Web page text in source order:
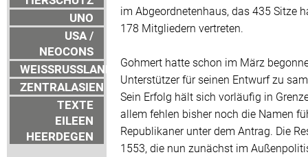
UNO
USA /
NEOCONS
WEISSRUSSLAND
ZENTRALASIEN
TEXTE
EILEEN
HEERDEGEN
im Abgeordnetenhaus, das 435 Sitze
178 Mitgliedern vertreten.
Gohmert hatte schon im März
Unterstützer für seinen Entwurf zu
Sein Erfolg hält sich vorläufig in
allem fehlen bisher noch die Namen
Republikaner unter dem Antrag. Die
1553, die nun zunächst im